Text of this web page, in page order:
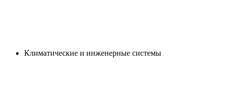
Климатические и инженерные системы